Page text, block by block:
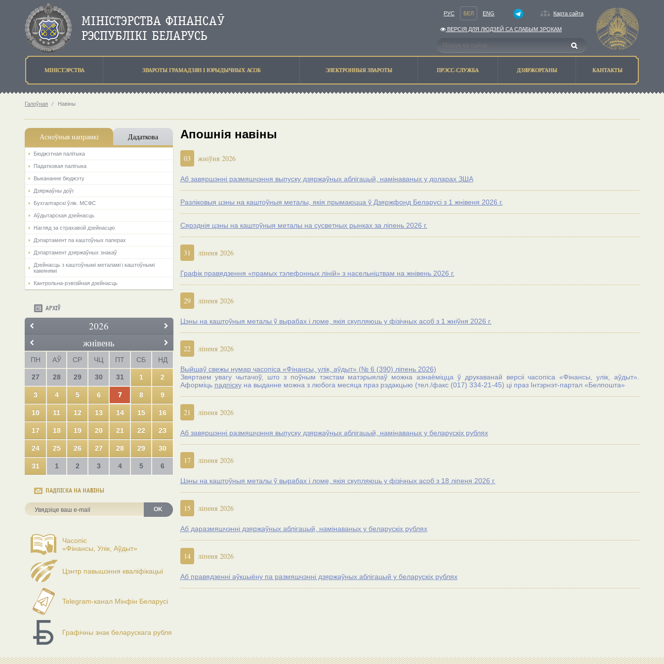
РУС БЕЛ ENG Карта сайта
ВЕРСIЯ ДЛЯ ЛЮДЗЕЙ СА СЛАБЫМ ЗРОКАМ
МIНIСТЭРСТВА ЗВАРОТЫ ГРАМАДЗЯН I ЮРЫДЫЧНЫХ АСОБ ЭЛЕКТРОННЫЯ ЗВАРОТЫ ПРЭСС-СЛУЖБА ДЗЯРЖОРГАНЫ КАНТАКТЫ
Галоўная ⁄ Навіны
Асноўныя напрамкi Дадаткова
Бюджэтная палiтыка
Падатковая палітыка
Выкананне бюджэту
Дзяржаўны доўг
Бухгалтарскі ўлік. МСФС
Аўдытарская дзейнасць
Нагляд за страхавой дзейнасцю
Дэпартамент па каштоўных паперах
Дэпартамент дзяржаўных знакаў
Дзейнасць з каштоўнымі металамі і каштоўнымі
камянямі
Кантрольна-рэвізійная дзейнасць
АРХІЎ
2026
жнівень
ПН АЎ СР ЧЦ ПТ СБ НД
27 28 29 30 31 1 2
3 4 5 6 7 8 9
10 11 12 13 14 15 16
17 18 19 20 21 22 23
24 25 26 27 28 29 30
31 1 2 3 4 5 6
ПАДПІСКА НА НАВІНЫ
OK
Часопіс
«Фінансы, Улік, Аўдыт»
Цэнтр павышэння кваліфікацыі
Telegram-канал Мінфін Беларусі
Графічны знак беларускага рубля
Апошнія навіны
03 жніўня 2026
Аб завяршэнні размяшчэння выпуску дзяржаўных аблігацый, намiнаваных у доларах ЗША
Разліковыя цэны на каштоўныя металы, якія прымаюцца ў Дзяржфонд Беларусі з 1 жнiвеня 2026 г.
Сярэднія цэны на каштоўныя металы на сусветных рынках за лiпень 2026 г.
31 ліпеня 2026
Графік правядзення «прамых тэлефонных ліній» з насельніцтвам на жнівень 2026 г.
29 ліпеня 2026
Цэны на каштоўныя металы ў вырабах і ломе, якія скупляюць у фізічных асоб з 1 жніўня 2026 г.
22 ліпеня 2026
Выйшаў свежы нумар часопіса «Фінансы, улік, аўдыт» (№ 6 (390) лiпень 2026)
Звяртаем увагу чытачоў, што з поўным тэкстам матэрыялаў можна азнаёміцца ў друкаванай версіі часопіса «Фінансы, улік, аўдыт».
Аформіць падпіскуна выданне можна з любога месяца праз рэдакцыю (тел./факс (017) 334-21-45) цi праз Iнтэрнэт-партал «Белпошта»
21 ліпеня 2026
Аб завяршэнні размяшчэння выпуску дзяржаўных аблігацый, намінаваных у беларускіх рублях
17 ліпеня 2026
Цэны на каштоўныя металы ў вырабах і ломе, якія скупляюць у фізічных асоб з 18 лiпеня 2026 г.
15 ліпеня 2026
Аб даразмяшчэнні дзяржаўных аблігацый, намінаваных у беларускіх рублях
14 ліпеня 2026
Аб правядзенні аўкцыёну па размяшчэнні дзяржаўных аблігацый у беларускiх рублях